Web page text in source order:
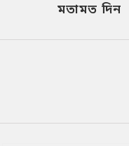
মতামত দিন